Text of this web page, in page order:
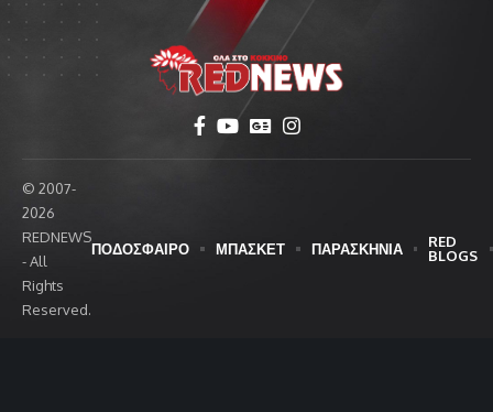
© 2007-
2026
REDNEWS
- All
Rights
Reserved.
ΠΟΔΟΣΦΑΙΡΟ ΜΠΑΣΚΕΤ ΠΑΡΑΣΚΗΝΙΑ
RED
BLOGS